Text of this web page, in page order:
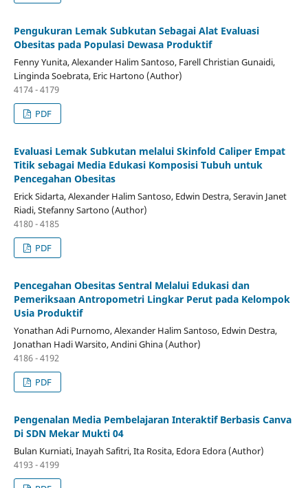
Pengukuran Lemak Subkutan Sebagai Alat Evaluasi
Obesitas pada Populasi Dewasa Produktif
Fenny Yunita, Alexander Halim Santoso, Farell Christian Gunaidi,
Linginda Soebrata, Eric Hartono (Author)
4174 - 4179
PDF
Evaluasi Lemak Subkutan melalui Skinfold Caliper Empat
Titik sebagai Media Edukasi Komposisi Tubuh untuk
Pencegahan Obesitas
Erick Sidarta, Alexander Halim Santoso, Edwin Destra, Seravin Janet
Riadi, Stefanny Sartono (Author)
4180 - 4185
PDF
Pencegahan Obesitas Sentral Melalui Edukasi dan
Pemeriksaan Antropometri Lingkar Perut pada Kelompok
Usia Produktif
Yonathan Adi Purnomo, Alexander Halim Santoso, Edwin Destra,
Jonathan Hadi Warsito, Andini Ghina (Author)
4186 - 4192
PDF
Pengenalan Media Pembelajaran Interaktif Berbasis Canva
Di SDN Mekar Mukti 04
Bulan Kurniati, Inayah Safitri, Ita Rosita, Edora Edora (Author)
4193 - 4199